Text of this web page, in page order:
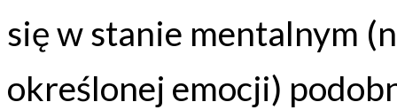
się w stanie mentalnym
określonej emocji)